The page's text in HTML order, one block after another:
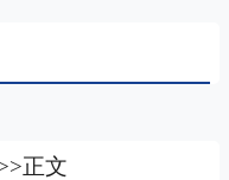
正文